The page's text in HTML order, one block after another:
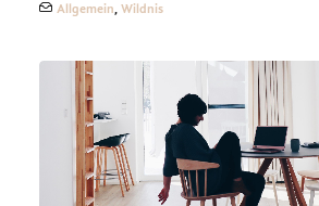
Allgemein, Wildnis